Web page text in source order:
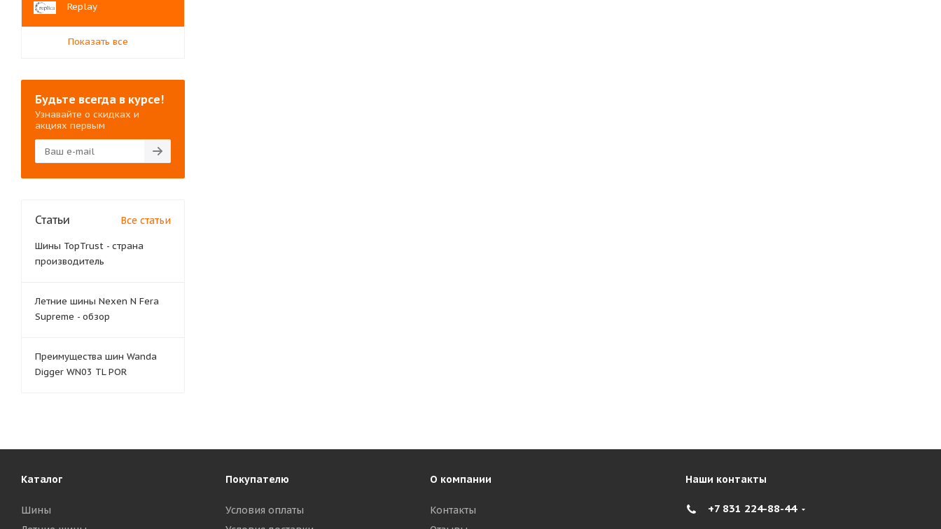
Replay
Показать все
Будьте всегда в курсе!
Узнавайте о скидках и
акциях первым
Статьи Все статьи
Шины TopTrust - страна
производитель
Летние шины Nexen N Fera
Supreme - обзор
Преимущества шин Wanda
Digger WN03 TL POR
Каталог
Шины
Покупателю
Условия оплаты
О компании
Контакты
Наши контакты
+7 831 224-88-44